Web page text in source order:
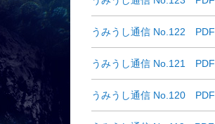
うみうし通信 No.122 PDF
うみうし通信 No.121 PDF
うみうし通信 No.120 PDF